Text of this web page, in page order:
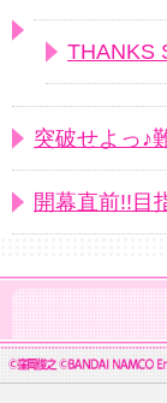
THANKS
突破せよっ♪
開幕直前!!目